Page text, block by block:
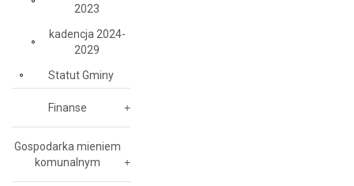
2023
kadencja 2024-
2029
Statut Gminy
Finanse
Gospodarka mieniem
komunalnym